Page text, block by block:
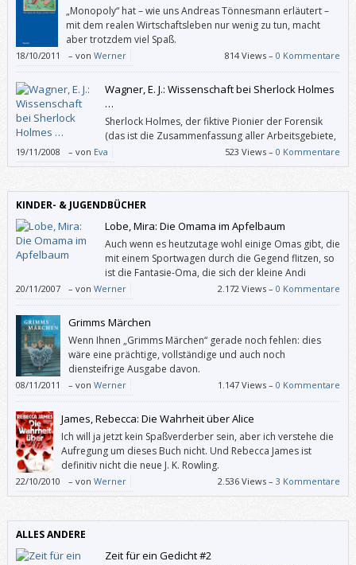
„Monopoly“ hat – wie uns Andreas Tönnesmann erläutert –
mit dem realen Wirtschaftsleben nur wenig zu tun, macht
aber trotzdem viel Spaß.
18/10/2011 – von Werner 814 Views –0 Kommentare
Wagner, E. J.: Wissenschaft bei Sherlock Holmes
…
Sherlock Holmes, der fiktive Pionier der Forensik
(das ist die Zusammenfassung aller Arbeitsgebiete,
die sich systematisch mit dem Aufklären,
Rekonstruieren und Analysieren von kriminellen Handlungen
und Filmen heutzutage so beliebten ErmittlerInnen.
19/11/2008 – von Eva 523 Views –0 Kommentare
KINDER- & JUGENDBÜCHER
Lobe, Mira: Die Omama im Apfelbaum
Auch wenn es heutzutage wohl einige Omas gibt, die
mit einem Sportwagen durch die Gegend flitzen, so
ist die Fantasie-Oma, die sich der kleine Andi
erträumt, gewiss um einiges aufgeflippter.
20/11/2007 – von Werner 2.172 Views –0 Kommentare
Grimms Märchen
Wenn Ihnen „Grimms Märchen“ gerade noch fehlen: dies
wäre eine prächtige, vollständige und auch noch
diensteifrige Ausgabe davon.
08/11/2011 – von Werner 1.147 Views –0 Kommentare
James, Rebecca: Die Wahrheit über Alice
Ich will ja jetzt kein Spaßverderber sein, aber ich verstehe die
Aufregung um dieses Buch nicht. Und Rebecca James ist
definitiv nicht die neue J. K. Rowling.
22/10/2010 – von Werner 2.536 Views –3 Kommentare
ALLES ANDERE
Zeit für ein Gedicht #2